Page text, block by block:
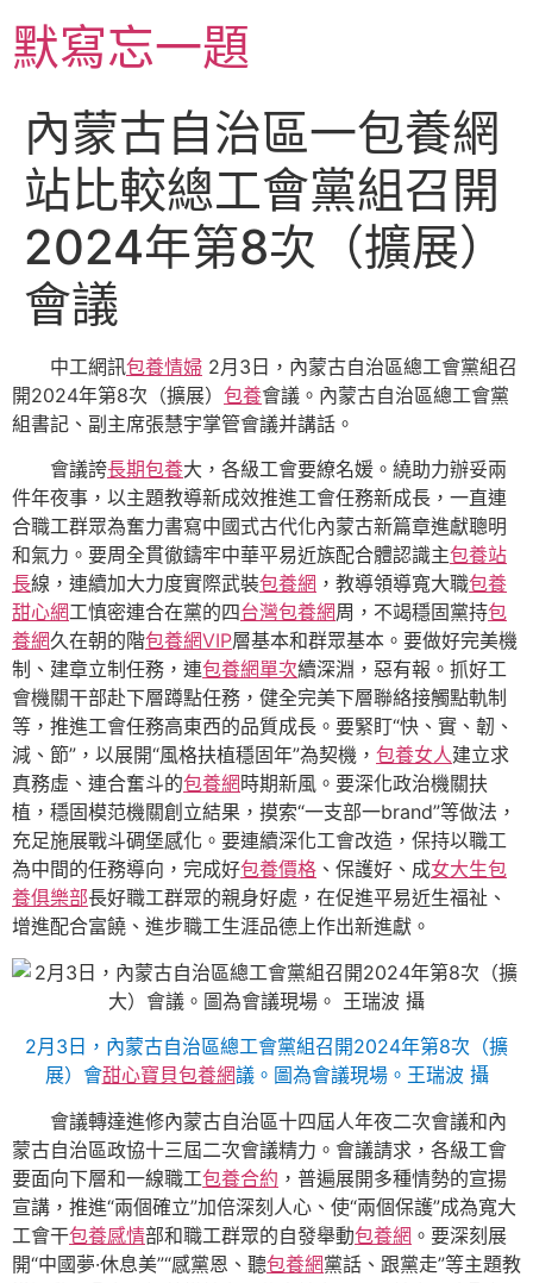
至
主默寫忘一題
內蒙古自治區一包養網
站比較總工會黨組召開
2024年第8次（擴展）
會議
中工網訊包養情婦 2月3日，內蒙古自治區總工會黨組召
開2024年第8次（擴展） 包養會議。內蒙古自治區總工會黨
組書記、副主席張慧宇掌管會議并講話。
會議誇長期包養大，各級工會要繚名媛。繞助力辦妥兩
件年夜事，以主題教導新成效推進工會任務新成長，一直連
合職工群眾為奮力書寫中國式古代化內蒙古新篇章進獻聰明
和氣力。要周全貫徹鑄牢中華平易近族配合體認識主包養站
長線，連續加大力度實際武裝包養網 ，教導領導寬大職包養
甜心網工慎密連合在黨的四台灣包養網周，不竭穩固黨持包
養網久在朝的階包養網VIP層基本和群眾基本。要做好完美機
制、建章立制任務，連包養網單次續深淵，惡有報。抓好工
會機關干部赴下層蹲點任務，健全完美下層聯絡接觸點軌制
等，推進工會任務高東西的品質成長。要緊盯“快、實、韌、
減、節”，以展開“風格扶植穩固年”為契機， 包養女人建立求
真務虛、連合奮斗的包養網 時期新風。要深化政治機關扶
植，穩固模范機關創立結果，摸索“一支部一brand”等做法，
充足施展戰斗碉堡感化。要連續深化工會改造，保持以職工
為中間的任務導向，完成好包養價格 、保護好、成女大生包
養俱樂部長好職工群眾的親身好處，在促進平易近生福祉、
增進配合富饒、進步職工生涯品德上作出新進獻。
2月3日，內蒙古自治區總工會黨組召開2024年第8次（擴
展）會甜心寶貝包養網議。圖為會議現場。王瑞波 攝
會議轉達進修內蒙古自治區十四屆人年夜二次會議和內
蒙古自治區政協十三屆二次會議精力。會議請求，各級工會
要面向下層和一線職工包養合約 ，普遍展開多種情勢的宣揚
宣講，推進“兩個確立”加倍深刻人心、使“兩個保護”成為寬大
工會干包養感情部和職工群眾的自發舉動包養網 。要深刻展
開“中國夢·休息美”“感黨恩、聽包養網黨話、跟黨走”等主題教